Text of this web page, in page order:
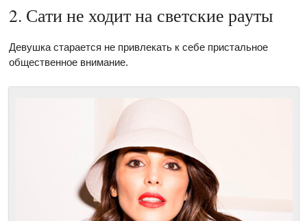
2. Сати не ходит на светские рауты
Девушка старается не привлекать к себе пристальное
общественное внимание.